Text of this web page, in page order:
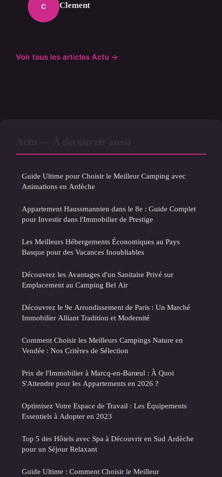
C Clement
Voir tous les articles Actu →
Guide Ultime pour Choisir le Meilleur Camping avec
Animations en Ardèche
Appartement Haussmannien dans le 8e : Guide Complet
pour Investir dans l'Immobilier de Prestige
Les Meilleurs Hébergements Économiques au Pays
Basque pour des Vacances Inoubliables
Découvrez les Avantages d'un Sanitaire Privé sur
Emplacement au Camping Bel Air
Découvrez le 9e Arrondissement de Paris : Un Marché
Immobilier Alliant Tradition et Modernité
Comment Choisir les Meilleurs Campings Nature en
Vendée : Nos Critères de Sélection
Prix de l'Immobilier à Marcq-en-Barœul : À Quoi
S'Attendre pour les Appartements en 2026 ?
Optimisez Votre Espace de Travail : Les Équipements
Essentiels à Adopter en 2023
Top 5 des Hôtels avec Spa à Découvrir en Sud Ardèche
pour un Séjour Relaxant
Guide Ultime : Comment Choisir le Meilleur